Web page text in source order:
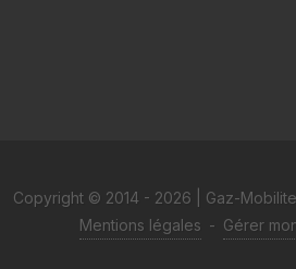
Copyright © 2014 - 2026 | Gaz-
Mentions légales - Gérer